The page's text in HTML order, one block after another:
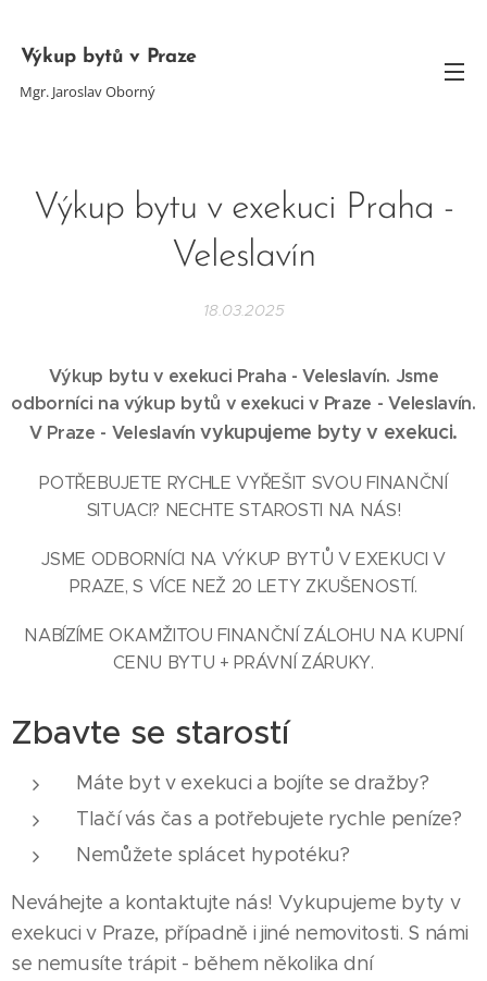
Výkup bytů v Praze
Mgr. Jaroslav Oborný
Výkup bytu v exekuci Praha -
Veleslavín
18.03.2025
Výkup bytu v exekuci Praha - Veleslavín. Jsme
odborníci na výkup bytů v exekuci v Praze -Veleslavín.
V Praze - Veleslavín vykupujeme byty v exekuci.
POTŘEBUJETE RYCHLE VYŘEŠIT SVOU FINANČNÍ
SITUACI? NECHTE STAROSTI NA NÁS!
JSME ODBORNÍCI NA VÝKUP BYTŮ V EXEKUCI V
PRAZE, S VÍCE NEŽ 20 LETY ZKUŠENOSTÍ.
NABÍZÍME OKAMŽITOU FINANČNÍ ZÁLOHU NA KUPNÍ
CENU BYTU + PRÁVNÍ ZÁRUKY.
Zbavte se starostí
Máte byt v exekuci a bojíte se dražby?
Tlačí vás čas a potřebujete rychle peníze?
Nemůžete splácet hypotéku?
Neváhejte a kontaktujte nás! Vykupujeme byty v
exekuci v Praze, případně i jiné nemovitosti. S námi
se nemusíte trápit - během několika dní